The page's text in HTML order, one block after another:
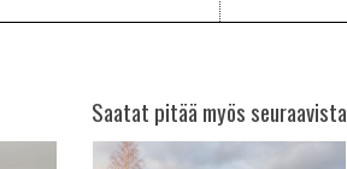
Saatat pitää myös seuraavista